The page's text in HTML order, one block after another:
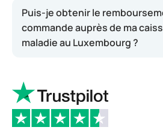
Puis-je obtenir le
commande auprès de ma
maladie au Luxembourg ?